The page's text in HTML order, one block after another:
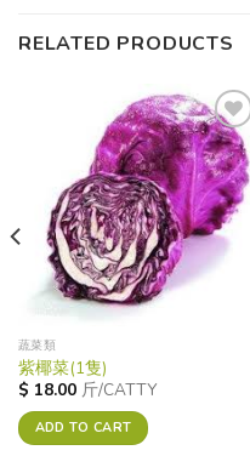
RELATED PRODUCTS
Add to
wishlist
蔬菜類
紫椰菜(1隻)
$ 18.00 斤/CATTY
ADD TO CART